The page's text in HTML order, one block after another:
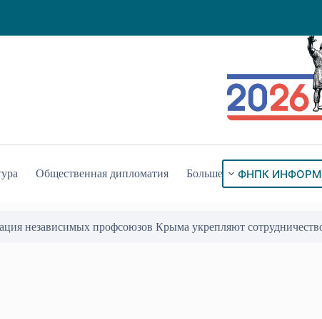
Общественная дипломатия Больше ФНПК ИНФОРМ
знака «За гражданское служение» 17 Июл 2026